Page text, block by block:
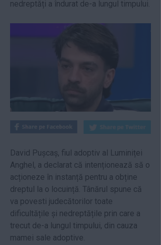
nedreptăți a îndurat de-a lungul timpului.
David Pușcaș, fiul adoptiv al Luminiței
Anghel, a declarat că intenționează să o
acționeze în instanță pentru a obține
dreptul la o locuință. Tânărul spune că
va povesti judecătorilor toate
dificultățile și nedreptățile prin care a
trecut de-a lungul timpului, din cauza
mamei sale adoptive.